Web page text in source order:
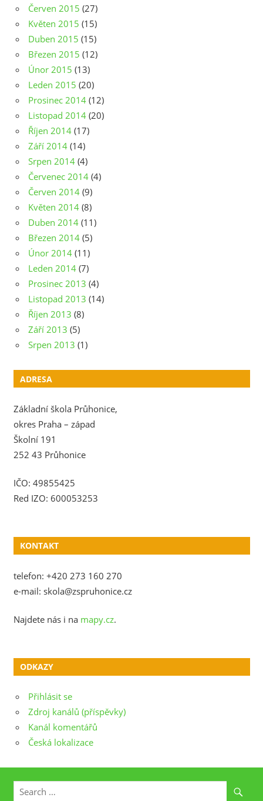
Červen 2015 (27)
Květen 2015 (15)
Duben 2015 (15)
Březen 2015 (12)
Únor 2015 (13)
Leden 2015 (20)
Prosinec 2014 (12)
Listopad 2014 (20)
Říjen 2014 (17)
Září 2014 (14)
Srpen 2014 (4)
Červenec 2014 (4)
Červen 2014 (9)
Květen 2014 (8)
Duben 2014 (11)
Březen 2014 (5)
Únor 2014 (11)
Leden 2014 (7)
Prosinec 2013 (4)
Listopad 2013 (14)
Říjen 2013 (8)
Září 2013 (5)
Srpen 2013 (1)
ADRESA
Základní škola Průhonice,
okres Praha – západ
Školní 191
252 43 Průhonice
IČO: 49855425
Red IZO: 600053253
KONTAKT
telefon: +420 273 160 270
e-mail: skola@zspruhonice.cz
Najdete nás i na mapy.cz.
ODKAZY
Přihlásit se
Zdroj kanálů (příspěvky)
Kanál komentářů
Česká lokalizace